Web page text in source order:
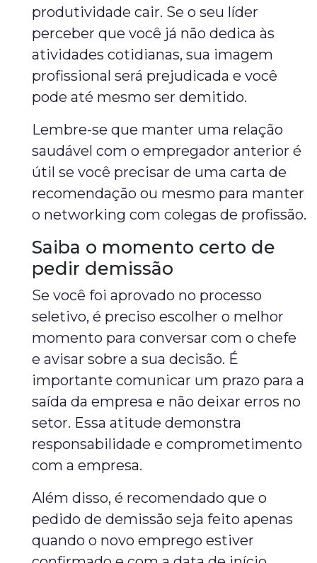
produtividade cair. Se o seu líder
perceber que você já não dedica às
atividades cotidianas, sua imagem
profissional será prejudicada e você
pode até mesmo ser demitido.
Lembre-se que manter uma relação
saudável com o empregador anterior é
útil se você precisar de uma carta de
recomendação ou mesmo para manter
o networking com colegas de profissão.
Saiba o momento certo de
pedir demissão
Se você foi aprovado no processo
seletivo, é preciso escolher o melhor
momento para conversar com o chefe
e avisar sobre a sua decisão. É
importante comunicar um prazo para a
saída da empresa e não deixar erros no
setor. Essa atitude demonstra
responsabilidade e comprometimento
com a empresa.
Além disso, é recomendado que o
pedido de demissão seja feito apenas
quando o novo emprego estiver